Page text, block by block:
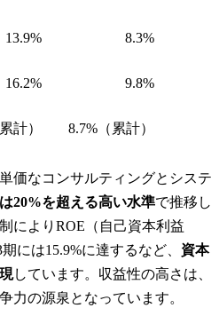
13.9% 8.3%
16.2% 9.8%
計） 8.7%（累計）
価なコンサルティングとシステ
20%を超える高い水準で推移し
によりROE（自己資本利益
には15.9%に達するなど、 資本
しています。収益性の高さは、
力の源泉となっています。